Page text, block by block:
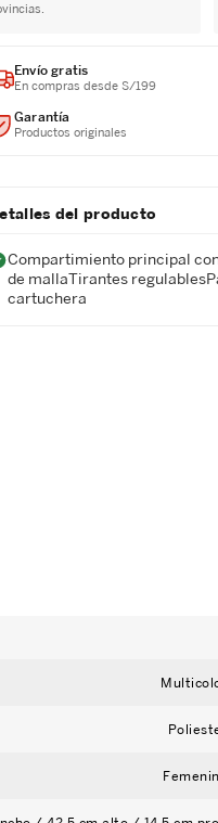
Envío gratis
En compras desde S/199
Garantía
Productos originales
del producto
Compartimiento principal
de mallaTirantes
cartuchera